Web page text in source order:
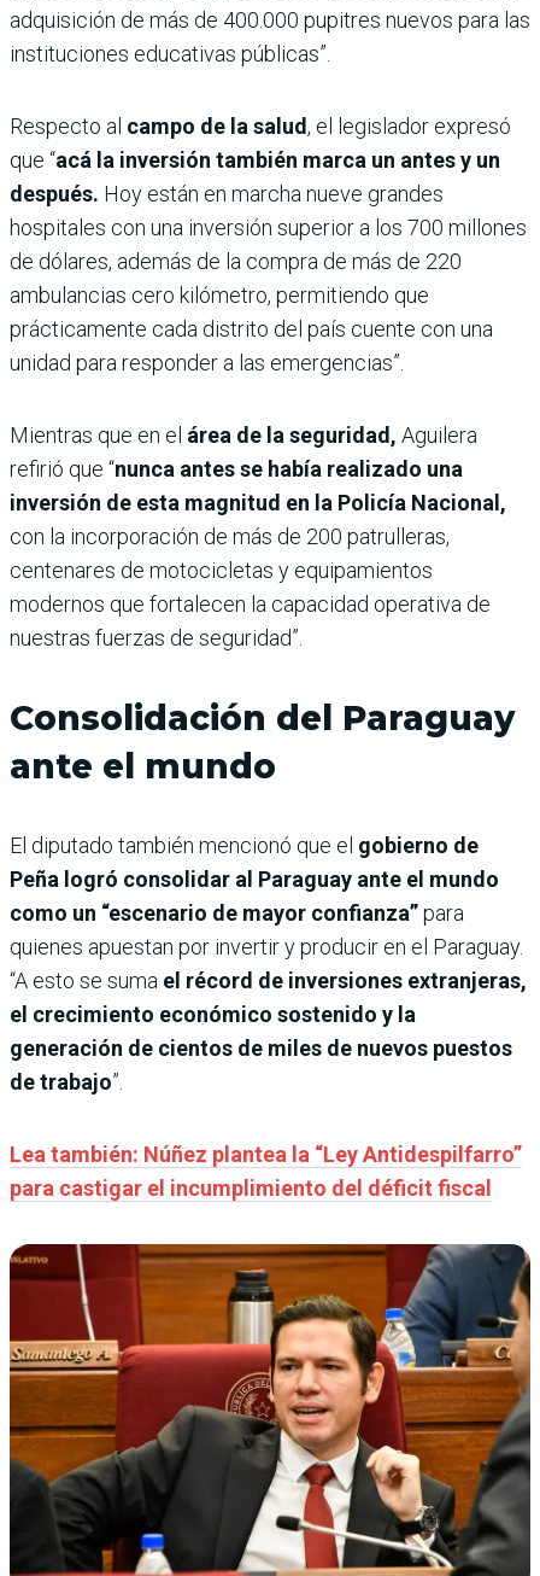
adquisición de más de 400.000 pupitres nuevos para las
instituciones educativas públicas”.
Respecto al campo de la salud, el legislador expresó
que “acá la inversión también marca un antes y un
después. Hoy están en marcha nueve grandes
hospitales con una inversión superior a los 700 millones
de dólares, además de la compra de más de 220
ambulancias cero kilómetro, permitiendo que
prácticamente cada distrito del país cuente con una
unidad para responder a las emergencias”.
Mientras que en el área de la seguridad, Aguilera
refirió que “nunca antes se había realizado una
inversión de esta magnitud en la Policía Nacional,
con la incorporación de más de 200 patrulleras,
centenares de motocicletas y equipamientos
modernos que fortalecen la capacidad operativa de
nuestras fuerzas de seguridad”.
Consolidación del Paraguay
ante el mundo
El diputado también mencionó que el gobierno de
Peña logró consolidar al Paraguay ante el mundo
como un “escenario de mayor confianza”para
quienes apuestan por invertir y producir en el Paraguay.
“A esto se suma el récord de inversiones extranjeras,
el crecimiento económico sostenido y la
generación de cientos de miles de nuevos puestos
de trabajo”.
Lea también: Núñez plantea la “Ley Antidespilfarro”
para castigar el incumplimiento del déficit fiscal